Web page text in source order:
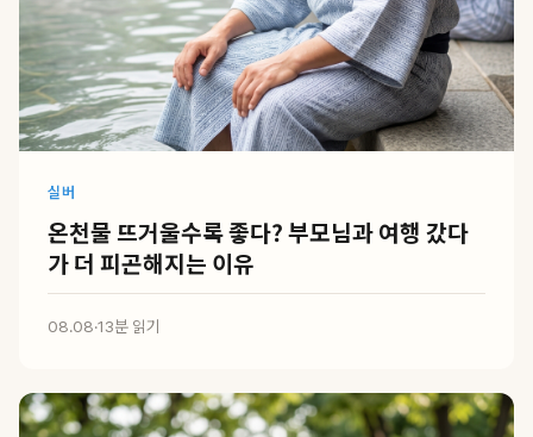
실버
온천물 뜨거울수록 좋다? 부모님과 여행 갔다
가 더 피곤해지는 이유
08.08·13분 읽기